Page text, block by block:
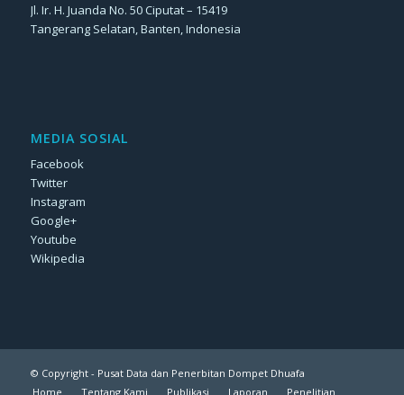
Jl. Ir. H. Juanda No. 50 Ciputat – 15419
Tangerang Selatan, Banten, Indonesia
MEDIA SOSIAL
Facebook
Twitter
Instagram
Google+
Youtube
Wikipedia
© Copyright - Pusat Data dan Penerbitan Dompet Dhuafa
Home
Tentang Kami Publikasi Laporan Penelitian